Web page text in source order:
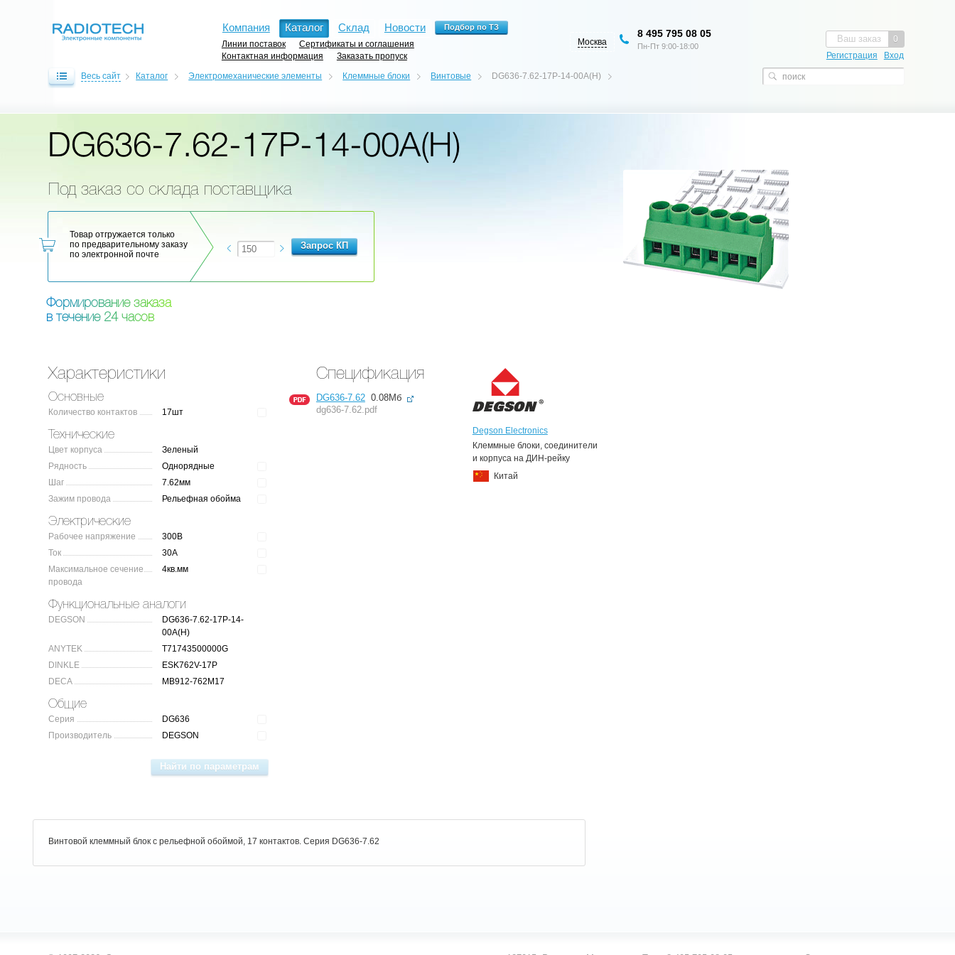
Компания Каталог Склад Новости
Линии поставок
Сертификаты и соглашения
Контактная информация
Заказать пропуск
0
Ваш заказ
Регистрация Вход
Москва
8 495 795 08 05
Пн-Пт 9:00-18:00
Весь сайт Каталог Электромеханические элементы Клеммные блоки Винтовые DG636-7.62-17P-14-00A(H)
DG636-7.62-17P-14-00A(H)
Под заказ со склада поставщика
Товар отгружается только
по предварительному заказу
по электронной почте
Формирование заказа
в течение 24 часов
Характеристики
Основные
Количество контактов 17шт
Технические
Цвет корпуса
Зеленый
Рядность
Однорядные
Шаг
7.62мм
Зажим провода
Рельефная обойма
Электрические
Рабочее напряжение
300В
Ток
30А
Максимальное сечение
провода
4кв.мм
Функциональные аналоги
DEGSON
DG636-7.62-17P-14-
00A(H)
ANYTEK
T71743500000G
DINKLE
ESK762V-17P
DECA
MB912-762M17
Общие
Серия
DG636
Производитель
DEGSON
Спецификация
DG636-7.62 0.08Мб
dg636-7.62.pdf
Degson Electronics
Клеммные блоки, соединители
и корпуса на ДИН-рейку
Китай
Винтовой клеммный блок c рельефной обоймой, 17 контактов. Серия DG636-7.62